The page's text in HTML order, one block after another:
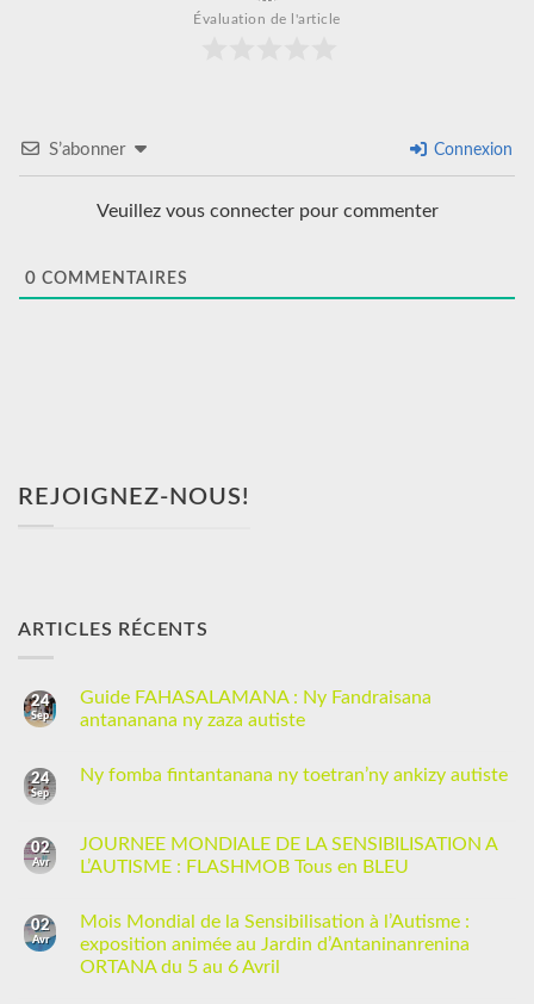
Évaluation de l'article
S’abonner Connexion
Veuillez vous connecter pour commenter
0 COMMENTAIRES
REJOIGNEZ-NOUS!
ARTICLES RÉCENTS
24
Sep
Guide FAHASALAMANA : Ny Fandraisana
antananana ny zaza autiste
24
Sep
Ny fomba fintantanana ny toetran’ny ankizy autiste
02
Avr
JOURNEE MONDIALE DE LA SENSIBILISATION A
L’AUTISME : FLASHMOB Tous en BLEU
02
Avr
Mois Mondial de la Sensibilisation à l’Autisme :
exposition animée au Jardin d’Antaninanrenina
ORTANA du 5 au 6 Avril